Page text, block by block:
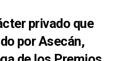
privado que
por Asecán,